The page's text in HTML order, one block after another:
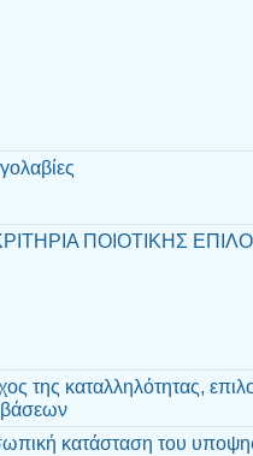
ΠΟΙΟΤΙΚΗΣ
της καταλληλότητας,
κατάσταση του